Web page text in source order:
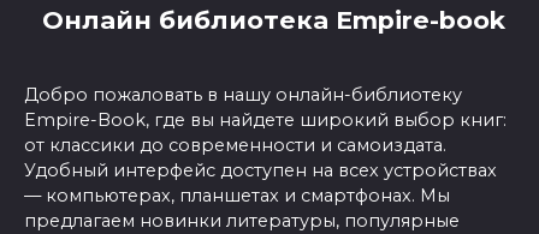
Онлайн библиотека Empire-book
Добро пожаловать в нашу онлайн-библиотеку
Empire-Book, где вы найдете широкий выбор книг:
от классики до современности и самоиздата.
Удобный интерфейс доступен на всех устройствах
— компьютерах, планшетах и смартфонах. Мы
предлагаем новинки литературы, популярные